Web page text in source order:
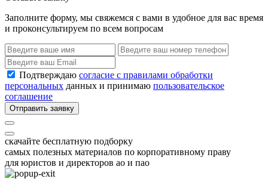
Заполните форму, мы свяжемся с вами в удобное для вас время
и проконсультируем по всем вопросам
Подтверждаю согласие с правилами обработки
персональных данных и принимаю пользовательское
соглашение
Отправить заявку
скачайте бесплатную подборку
самых полезных материалов по корпоративному праву
для юристов и директоров ао и пао